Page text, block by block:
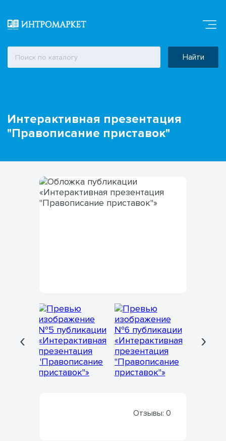
Найти
Интерактивная презентация
"Правописание приставок"
‹ ›
Отзывы: 0